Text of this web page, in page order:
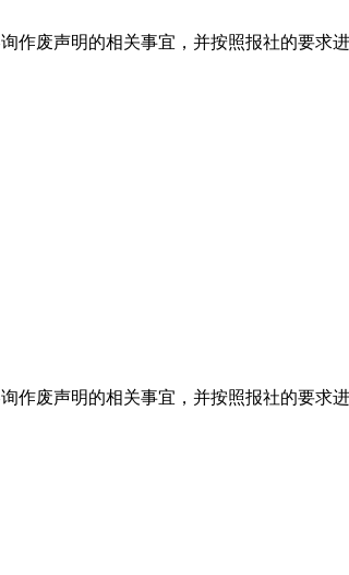
作废声明的相关事宜，并按照报社的要求
作废声明的相关事宜，并按照报社的要求